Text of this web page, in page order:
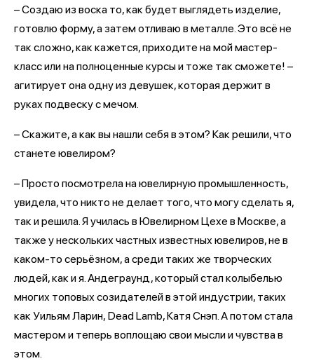
– Создаю из воска то, как будет выглядеть изделие,
готовлю форму, а затем отливаю в металле. Это всё не
так сложно, как кажется, приходите на мой мастер-
класс или на полноценные курсы и тоже так сможете! –
агитирует она одну из девушек, которая держит в
руках подвеску с мечом.
– Скажите, а как вы нашли себя в этом? Как решили, что
станете ювелиром?
– Просто посмотрела на ювелирную промышленность,
увидела, что никто не делает того, что могу сделать я,
так и решила. Я училась в Ювелирном Цехе в Москве, а
также у нескольких частных известных ювелиров, не в
каком-то серьёзном, а среди таких же творческих
людей, как и я. Андеграунд, который стал колыбелью
многих топовых созидателей в этой индустрии, таких
как Уильям Ларин, Dead Lamb, Катя Снэп. А потом стала
мастером и теперь воплощаю свои мысли и чувства в
этом.